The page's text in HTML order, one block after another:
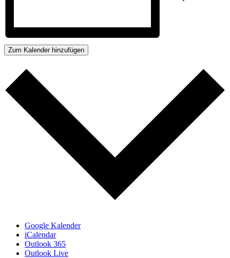
Zum Kalender hinzufügen
Google Kalender
iCalendar
Outlook 365
Outlook Live